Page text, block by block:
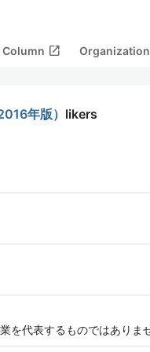
open_in_new Organization
年版） likers
を代表するものではありま